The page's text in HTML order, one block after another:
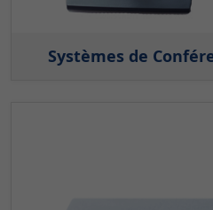
Systèmes de